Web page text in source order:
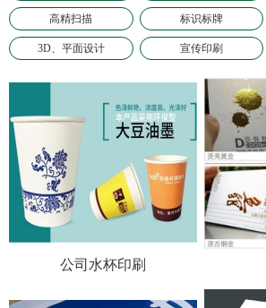
高精扫描 标识标牌
3D、平面设计 宣传印刷
公司水杯印刷